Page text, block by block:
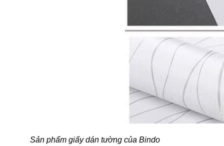
Sản phẩm giấy dán tường của Bindo